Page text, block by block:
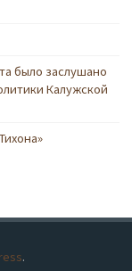
было заслушано
Калужской
.